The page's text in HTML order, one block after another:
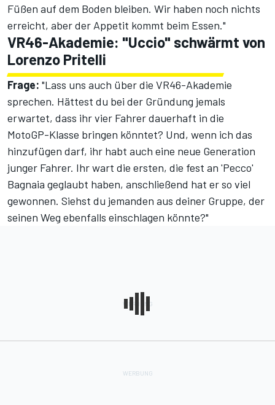
Füßen auf dem Boden bleiben. Wir haben noch nichts
erreicht, aber der Appetit kommt beim Essen."
VR46-Akademie: "Uccio" schwärmt von
Lorenzo Pritelli
Frage: "Lass uns auch über die VR46-Akademie
sprechen. Hättest du bei der Gründung jemals
erwartet, dass ihr vier Fahrer dauerhaft in die
MotoGP-Klasse bringen könntet? Und, wenn ich das
hinzufügen darf, ihr habt auch eine neue Generation
junger Fahrer. Ihr wart die ersten, die fest an 'Pecco'
Bagnaia geglaubt haben, anschließend hat er so viel
gewonnen. Siehst du jemanden aus deiner Gruppe, der
seinen Weg ebenfalls einschlagen könnte?"